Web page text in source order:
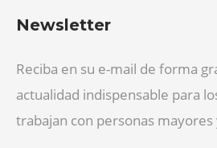
Newsletter
Reciba en su e-mail de forma
actualidad indispensable para
trabajan con personas